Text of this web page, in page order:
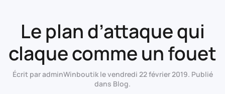
Le plan d’attaque qui
claque comme un fouet
Écrit paradminWinboutiklevendredi 22 février 2019. Publié
dans Blog.